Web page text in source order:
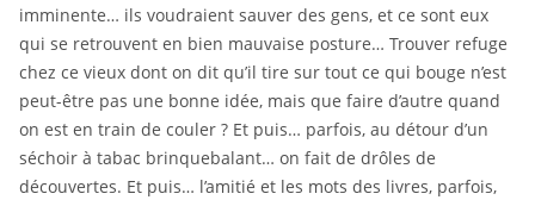
imminente… ils voudraient sauver des gens, et ce sont eux
qui se retrouvent en bien mauvaise posture… Trouver refuge
chez ce vieux dont on dit qu’il tire sur tout ce qui bouge n’est
peut-être pas une bonne idée, mais que faire d’autre quand
on est en train de couler ? Et puis… parfois, au détour d’un
séchoir à tabac brinquebalant… on fait de drôles de
découvertes. Et puis… l’amitié et les mots des livres, parfois,